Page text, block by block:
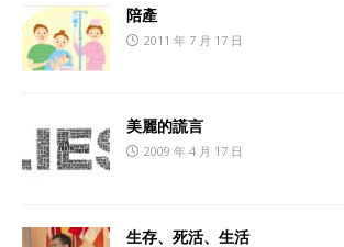
陪產
2011 年 7 月 17 日
美麗的謊言
2009 年 4 月 17 日
生存、死活、生活